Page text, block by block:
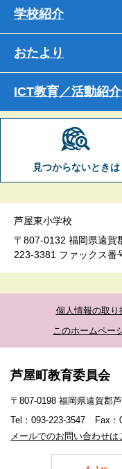
学校紹介
おたより
ICT教育／活動紹介
見つからないときは
芦屋東小学校
〒807-0132 福岡県遠賀
223-3381 ファックス番
個人情報の取り
このホームペー
芦屋町教育委員会
〒807-0198 福岡県遠賀郡
Tel：093-223-3547
Fax：
メールでのお問い合わせは